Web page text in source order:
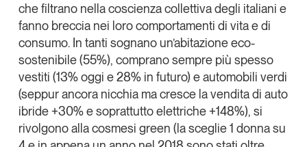
che filtrano nella coscienza collettiva degli italiani e
fanno breccia nei loro comportamenti di vita e di
consumo. In tanti sognano un’abitazione eco-
sostenibile (55%), comprano sempre più spesso
vestiti (13% oggi e 28% in futuro) e automobili verdi
(seppur ancora nicchia ma cresce la vendita di auto
ibride +30% e soprattutto elettriche +148%), si
rivolgono alla cosmesi green (la sceglie 1 donna su